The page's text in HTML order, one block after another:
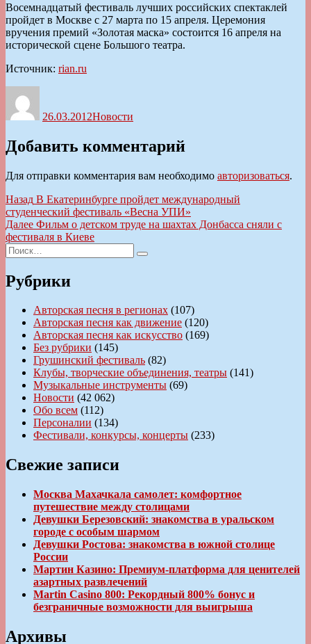
Восемнадцатый фестиваль лучших российских спектаклей
пройдет в Москве с 27 марта по 15 апреля. Церемония
вручения премий «Золотая маска» состоится 16 апреля на
исторической сцене Большого театра.
Источник: rian.ru
26.03.2012Новости
Добавить комментарий
Для отправки комментария вам необходимо авторизоваться.
Навигация
по
записям
Назад Предыдущая
запись:
В Екатеринбурге пройдет международный
студенческий фестиваль «Весна УПИ»
Далее Следующая
запись:
Фильм о детском труде на шахтах Донбасса сняли с
фестиваля в Киеве
Искать:
Поиск
Рубрики
Авторская песня в регионах (107)
Авторская песня как движение (120)
Авторская песня как искусство (169)
Без рубрики (145)
Грушинский фестиваль (82)
Клубы, творческие объединения, театры (141)
Музыкальные инструменты (69)
Новости (42 062)
Обо всем (112)
Персоналии (134)
Фестивали, конкурсы, концерты (233)
Свежие записи
Москва Махачкала самолет: комфортное
путешествие между столицами
Девушки Березовский: знакомства в уральском
городе с особым шармом
Девушки Ростова: знакомства в южной столице
России
Мартин Казино: Премиум-платформа для ценителей
азартных развлечений
Martin Casino 800: Рекордный 800% бонус и
безграничные возможности для выигрыша
Архивы